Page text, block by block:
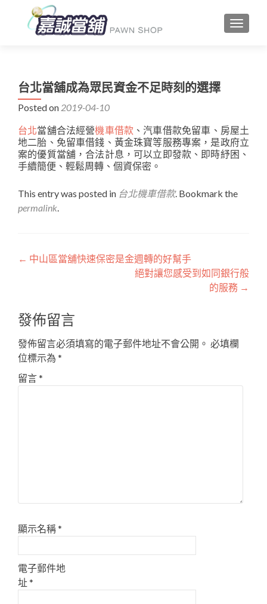
台北當舖成為眾民資金不足時刻的選擇
Posted on 2019-04-10
台北當舖合法經營機車借款 、汽車借款免留車、房屋土
地二胎、免留車借錢、黃金珠寶等服務專案，是政府立
案的優質當舖，合法計息，可以立即發款、即時紓困、
手續簡便、輕鬆周轉、個資保密。
This entry was posted in 台北機車借款. Bookmark the
permalink.
文
覽
← 中山區當舖快速保密是金週轉的好幫手
絕對讓您感受到如同銀行般
的服務 →
發佈留言
發佈留言必須填寫的電子郵件地址不會公開。 必填欄
位標示為 *
留言*
顯示名稱*
電子郵件地
址*